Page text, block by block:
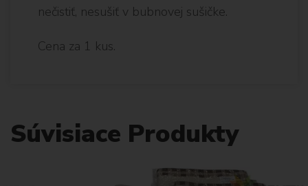
nečistiť, nesušiť v bubnovej sušičke.
Cena za 1 kus.
Súvisiace Produkty